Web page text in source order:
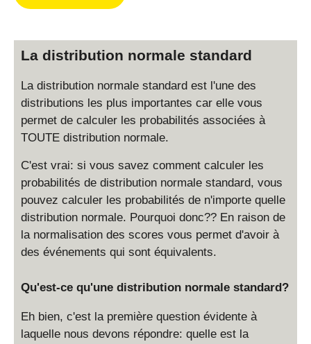
La distribution normale standard
La distribution normale standard est l'une des
distributions les plus importantes car elle vous
permet de calculer les probabilités associées à
TOUTE distribution normale.
C'est vrai: si vous savez comment calculer les
probabilités de distribution normale standard, vous
pouvez calculer les probabilités de n'importe quelle
distribution normale. Pourquoi donc?? En raison de
la normalisation des scores vous permet d'avoir à
des événements qui sont équivalents.
Qu'est-ce qu'une distribution normale standard?
Eh bien, c'est la première question évidente à
laquelle nous devons répondre: quelle est la